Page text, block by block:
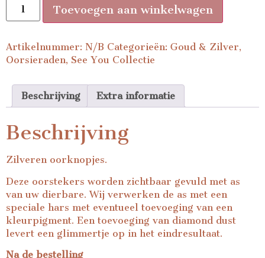
Toevoegen aan winkelwagen
Artikelnummer: N/B Categorieën: Goud & Zilver,
Oorsieraden, See You Collectie
Beschrijving Extra informatie
Beschrijving
Zilveren oorknopjes.
Deze oorstekers worden zichtbaar gevuld met as
van uw dierbare. Wij verwerken de as met een
speciale hars met eventueel toevoeging van een
kleurpigment. Een toevoeging van diamond dust
levert een glimmertje op in het eindresultaat.
Na de bestelling